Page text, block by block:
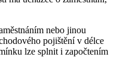
nebo jinou
pojištění v délce
lze splnit i započtením